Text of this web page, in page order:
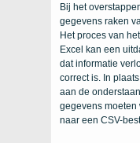
Bij het
gegevens raken
Het proces van
Excel kan een
dat informatie
correct is. In
aan de
gegevens
naar een CSV-